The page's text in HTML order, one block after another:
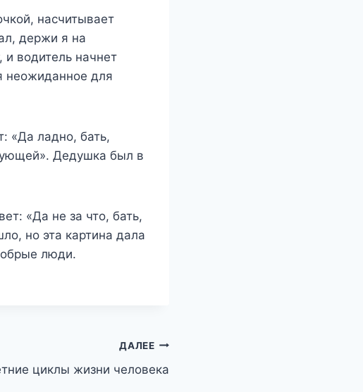
насчитывает
держи я на
водитель начнет
неожиданное для
«Да ладно, бать,
Дедушка был в
«Да не за что, бать,
но эта картина дала
люди.
ДАЛЕЕ
циклы жизни человека